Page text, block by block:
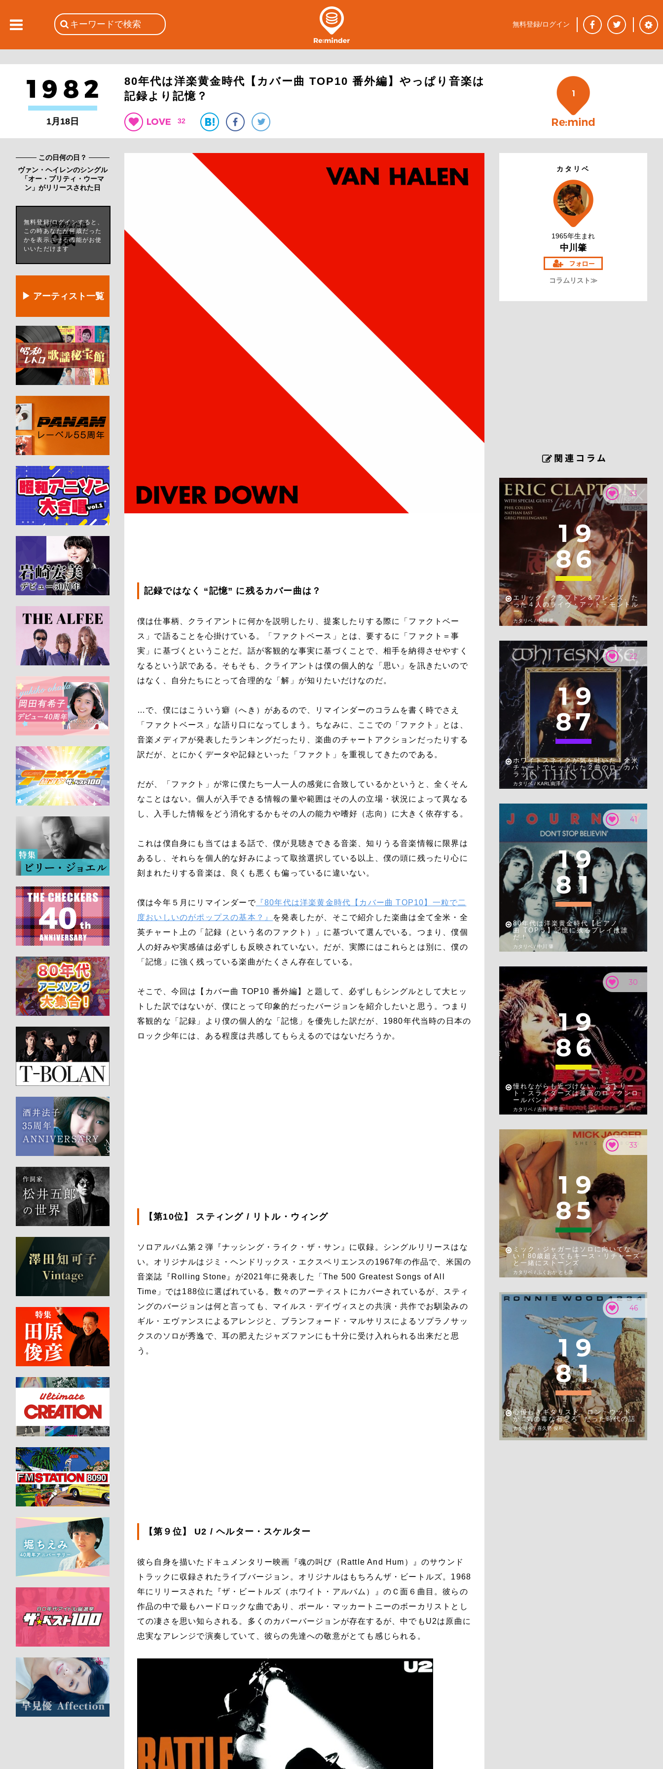
1月18日
80年代は洋楽黄金時代【カバー曲 TOP10 番外編】やっぱり音楽は
記録より記憶？
32
1
この日何の日？
ヴァン・ヘイレンのシングル
「オー・プリティ・ウーマ
ン」がリリースされた日
この時あなたは
0歳
無料登録/ログインすると、
この時あなたが何歳だった
かを表示させる機能がお使
いいただけます
▶ アーティスト一覧
記録ではなく “記憶” に残るカバー曲は？
僕は仕事柄、クライアントに何かを説明したり、提案したりする際に「ファクトベー
ス」で語ることを心掛けている。「ファクトベース」とは、要するに「ファクト＝事
実」に基づくということだ。話が客観的な事実に基づくことで、相手を納得させやすく
なるという訳である。そもそも、クライアントは僕の個人的な「思い」を訊きたいので
はなく、自分たちにとって合理的な「解」が知りたいだけなのだ。
…で、僕にはこういう癖（へき）があるので、リマインダーのコラムを書く時でさえ
「ファクトベース」な語り口になってしまう。ちなみに、ここでの「ファクト」とは、
音楽メディアが発表したランキングだったり、楽曲のチャートアクションだったりする
訳だが、とにかくデータや記録といった「ファクト」を重視してきたのである。
だが、「ファクト」が常に僕たち一人一人の感覚に合致しているかというと、全くそん
なことはない。個人が入手できる情報の量や範囲はその人の立場・状況によって異なる
し、入手した情報をどう消化するかもその人の能力や嗜好（志向）に大きく依存する。
これは僕自身にも当てはまる話で、僕が見聴きできる音楽、知りうる音楽情報に限界は
あるし、それらを個人的な好みによって取捨選択している以上、僕の頭に残ったり心に
刻まれたりする音楽は、良くも悪くも偏っているに違いない。
僕は今年５月にリマインダーで『80年代は洋楽黄金時代【カバー曲 TOP10】一粒で二
度おいしいのがポップスの基本？』
を発表したが、そこで紹介した楽曲は全て全米・全
英チャート上の「記録（という名のファクト）」に基づいて選んでいる。つまり、僕個
人の好みや実感値は必ずしも反映されていない。だが、実際にはこれらとは別に、僕の
「記憶」に強く残っている楽曲がたくさん存在している。
そこで、今回は【カバー曲 TOP10 番外編】と題して、必ずしもシングルとして大ヒッ
トした訳ではないが、僕にとって印象的だったバージョンを紹介したいと思う。つまり
客観的な「記録」より僕の個人的な「記憶」を優先した訳だが、1980年代当時の日本の
ロック少年には、ある程度は共感してもらえるのではないだろうか。
【第10位】 スティング / リトル・ウィング
ソロアルバム第２弾『ナッシング・ライク・ザ・サン』に収録。シングルリリースはな
い。オリジナルはジミ・ヘンドリックス・エクスペリエンスの1967年の作品で、米国の
音楽誌『Rolling Stone』が2021年に発表した「The 500 Greatest Songs of All
Time」では188位に選ばれている。数々のアーティストにカバーされているが、スティ
ングのバージョンは何と言っても、マイルス・デイヴィスとの共演・共作でお馴染みの
ギル・エヴァンスによるアレンジと、ブランフォード・マルサリスによるソプラノサッ
クスのソロが秀逸で、耳の肥えたジャズファンにも十分に受け入れられる出来だと思
う。
【第９位】 U2 / ヘルター・スケルター
彼ら自身を描いたドキュメンタリー映画『魂の叫び（Rattle And Hum）』のサウンド
トラックに収録されたライブバージョン。オリジナルはもちろんザ・ビートルズ。1968
年にリリースされた『ザ・ビートルズ（ホワイト・アルバム）』のＣ面６曲目。彼らの
作品の中で最もハードロックな曲であり、ポール・マッカートニーのボーカリストとし
ての凄さを思い知らされる。多くのカバーバージョンが存在するが、中でもU2は原曲に
忠実なアレンジで演奏していて、彼らの先達への敬意がとても感じられる。
カタリベ
1965年生まれ
中川肇
コラムリスト≫
33
1 9
86
エリック・クラプトン＆フレンズ、た
った４人のライヴ・アット・モントル
ー
カタリベ / 中川 肇
22
1 9
87
ホワイトスネイクが気を吐いた！全米
チャートでヒットした２曲のロッカバ
ラッド
カタリベ / KARL南澤
41
1 9
8 1
80年代は洋楽黄金時代【ピアノ
曲 TOP５】記憶に残るプレイは誰
だ！
カタリベ / 中川 肇
30
1 9
86
憧れながらも近づけない… ストリー
ト・スライダーズは孤高のロックンロ
ールバンド
カタリベ / 吉井 草千里
33
1 9
85
ミック・ジャガーはソロに向いてな
い！80歳超えてもキース・リチャーズ
と一緒にストーンズ
カタリベ / ふくおか とも彦
46
1 9
8 1
心優しきギタリスト、ロン・ウッド
が “気の毒な石ころ” だった時代の話
カタリベ / 喜久野 俊和
無料登録/ログイン